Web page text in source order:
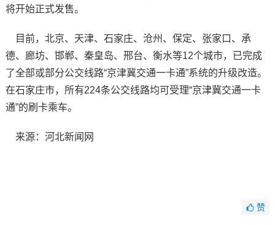
将开始正式发售。
目前，北京、天津、石家庄、沧州、保定、张家口、承
德、廊坊、邯郸、秦皇岛、邢台、衡水等12个城市，已完成
了全部或部分公交线路“京津冀交通一卡通”系统的升级改造。
在石家庄市，所有224条公交线路均可受理“京津冀交通一卡
通”的刷卡乘车。
来源：河北新闻网
赞